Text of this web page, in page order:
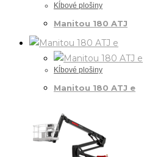
Kĺbové plošiny
Manitou 180 ATJ
Kĺbové plošiny
Manitou 180 ATJ e